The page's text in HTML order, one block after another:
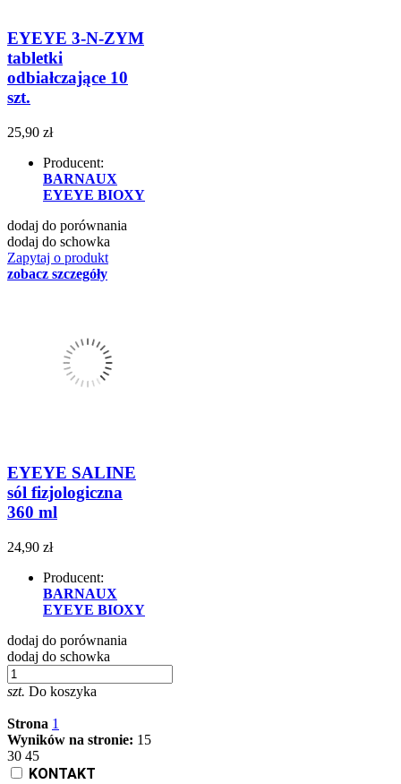
EYEYE 3-N-ZYM
tabletki
odbiałczające 10
szt.
25,90 zł
Producent:
BARNAUX
EYEYE BIOXY
dodaj do porównania
dodaj do schowka
Zapytaj o produkt
zobacz szczegóły
EYEYE SALINE
sól fizjologiczna
360 ml
24,90 zł
Producent:
BARNAUX
EYEYE BIOXY
dodaj do porównania
dodaj do schowka
szt. Do koszyka
Strona 1
Wyników na stronie: 15
30 45
KONTAKT